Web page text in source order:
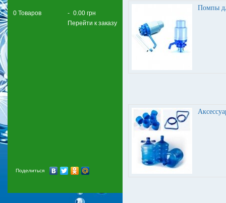
0 Товаров - 0.00 грн
Перейти к заказу
Поделиться
Помпы